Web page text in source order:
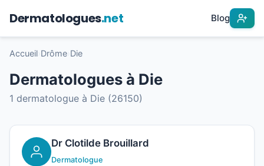
Dermatologues.net Blog
Accueil Drôme Die
Dermatologues à Die
1 dermatologue à Die (26150)
Dr Clotilde Brouillard
Dermatologue